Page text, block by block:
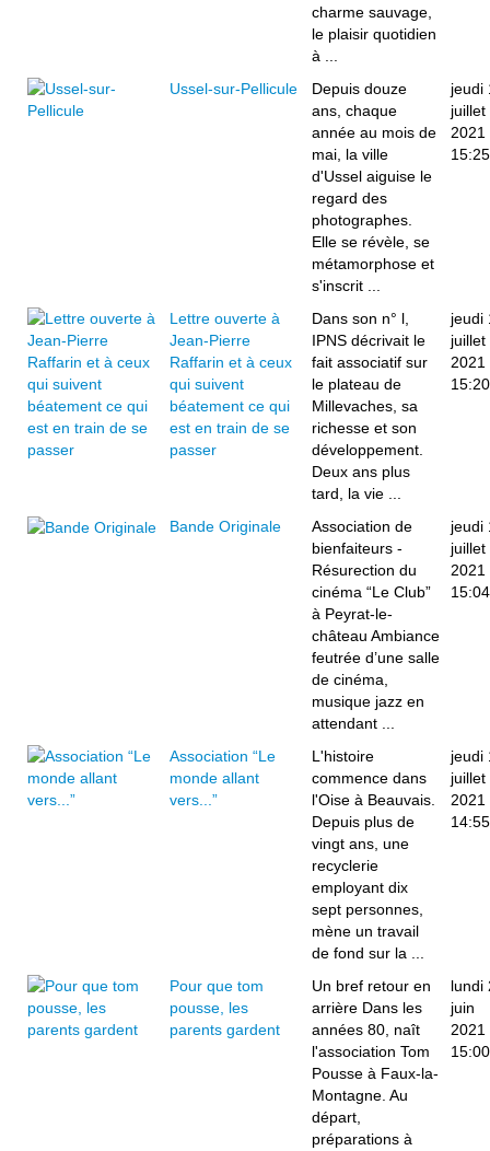
charme sauvage,
le plaisir quotidien
à ...
Ussel-sur-Pellicule
Depuis douze
ans, chaque
année au mois de
mai, la ville
d'Ussel aiguise le
regard des
photographes.
Elle se révèle, se
métamorphose et
s'inscrit ...
jeudi
juillet
2021
15:25
Lettre ouverte à
Jean-Pierre
Raffarin et à ceux
qui suivent
béatement ce qui
est en train de se
passer
Dans son n° l,
IPNS décrivait le
fait associatif sur
le plateau de
Millevaches, sa
richesse et son
développement.
Deux ans plus
tard, la vie ...
jeudi
juillet
2021
15:20
Bande Originale
Association de
bienfaiteurs -
Résurection du
cinéma “Le Club”
à Peyrat-le-
château Ambiance
feutrée d’une salle
de cinéma,
musique jazz en
attendant ...
jeudi
juillet
2021
15:04
Association “Le
monde allant
vers...”
L'histoire
commence dans
l'Oise à Beauvais.
Depuis plus de
vingt ans, une
recyclerie
employant dix
sept personnes,
mène un travail
de fond sur la ...
jeudi
juillet
2021
14:55
Pour que tom
pousse, les
parents gardent
Un bref retour en
arrière Dans les
années 80, naît
l'association Tom
Pousse à Faux-la-
Montagne. Au
départ,
préparations à
lundi
juin
2021
15:00